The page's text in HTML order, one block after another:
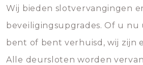
Wij bieden slotvervangingen
beveiligingsupgrades. Of u
bent of bent verhuisd, wij zijn
Alle deursloten worden